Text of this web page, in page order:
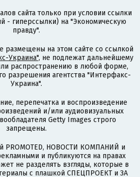
сайта только при условии ссылки
- гиперссылки) на "Экономическую
правду".
размещены на этом сайте со ссылкой
Украина", не подлежат дальнейшему
распространению в любой форме,
разрешения агентства "Интерфакс-
Украина".
перепечатка и воспроизведение
и/или аудиовизуальных
Getty Images строго
запрещены.
PROMOTED, НОВОСТИ КОМПАНИЙ и
и публикуются на правах
не разделять взгляды, которые в
с плашкой СПЕЦПРОЕКТ и ЗА